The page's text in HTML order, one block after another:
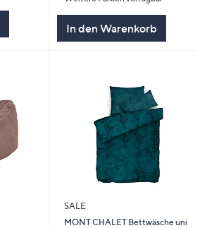
In den Warenkorb
SALE
MONT CHALET Bettwäsche uni